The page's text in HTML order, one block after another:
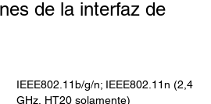
de la interfaz de
IEEE802.11b/g/n; IEEE802.11n (2,4
GHz, HT20 solamente)